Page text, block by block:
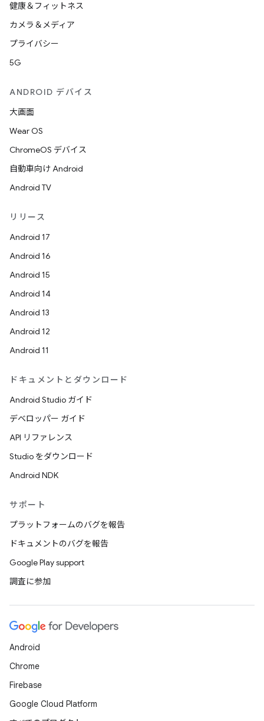
健康＆フィットネス
カメラ＆メディア
プライバシー
5G
ANDROID デバイス
大画面
Wear OS
ChromeOS デバイス
自動車向け Android
Android TV
リリース
Android 17
Android 16
Android 15
Android 14
Android 13
Android 12
Android 11
ドキュメントとダウンロード
Android Studio ガイド
デベロッパー ガイド
API リファレンス
Studio をダウンロード
Android NDK
サポート
プラットフォームのバグを報告
ドキュメントのバグを報告
Google Play support
調査に参加
Android
Chrome
Firebase
Google Cloud Platform